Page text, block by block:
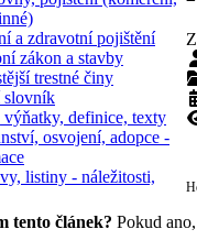
a zdravotní pojištění
zákon a stavby
trestné činy
slovník
výňatky, definice, texty
osvojení, adopce -
listiny - náležitosti,
tento článek? Pokud